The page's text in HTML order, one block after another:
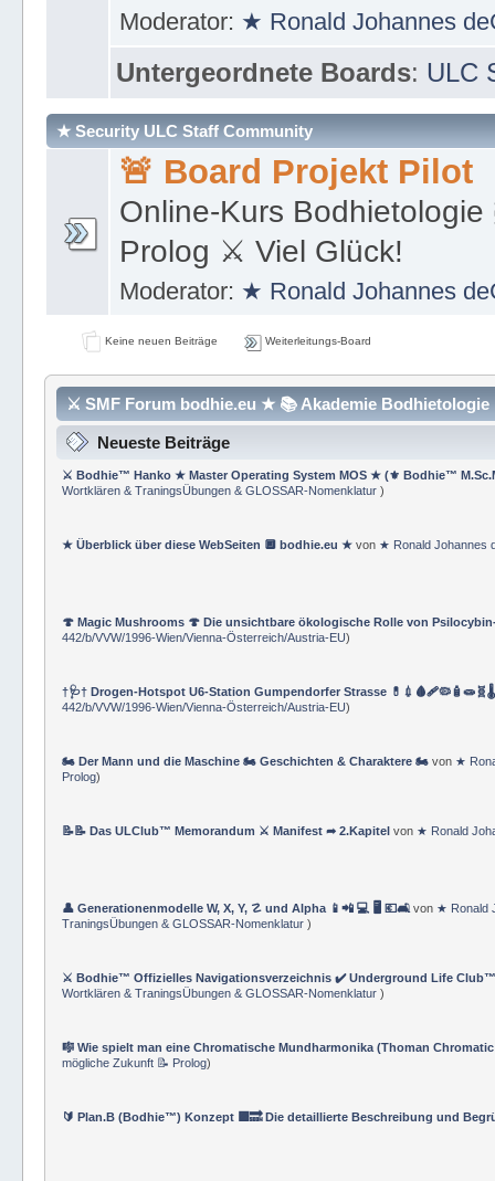
Moderator: ★ Ronald Johannes
Untergeordnete Boards: ULC
★ Security ULC Staff Community
🚨 Board Projekt Pilot
Online-Kurs
Prolog ⚔ Viel Glück!
Moderator: ★ Ronald Johannes
Keine neuen Beiträge Weiterleitungs-Board
⚔ SMF Forum bodhie.eu ★ 📚 Akademie
Neueste Beiträge
⚔ Bodhie™ Hanko ★ Master Operating System MOS ★ (⚜ Bodhie™
Wortklären & TraningsÜbungen & GLOSSAR-Nomenklatur)
★ Überblick über diese WebSeiten 🔲 bodhie.eu ★ von ★ Ronald Johannes
🍄 Magic Mushrooms 🍄 Die unsichtbare ökologische Rolle von
442/b/VVW/1996-Wien/Vienna-Österreich/Austria-EU)
†🩺† Drogen-Hotspot U6-Station Gumpendorfer Strasse
442/b/VVW/1996-Wien/Vienna-Österreich/Austria-EU)
🏍 Der Mann und die Maschine 🏍 Geschichten & Charaktere 🏍 von ★
Prolog)
📝📝 Das ULClub™ Memorandum ⚔ Manifest ➦ 2.Kapitelvon ★ Ronald
👤 Generationenmodelle W, X, Y, ☡ und Alpha 📱📲 💻 🖥️ 💶🛋️ von ★ Ronald
TraningsÜbungen & GLOSSAR-Nomenklatur)
⚔️ Bodhie™ Offizielles Navigationsverzeichnis ✔️ Underground Life Club™
Wortklären & TraningsÜbungen & GLOSSAR-Nomenklatur)
🎼 Wie spielt man eine Chromatische Mundharmonika (Thoman
mögliche Zukunft 📝 Prolog)
🔰 Plan.B (Bodhie™) Konzept 🟪🔜 Die detaillierte Beschreibung und